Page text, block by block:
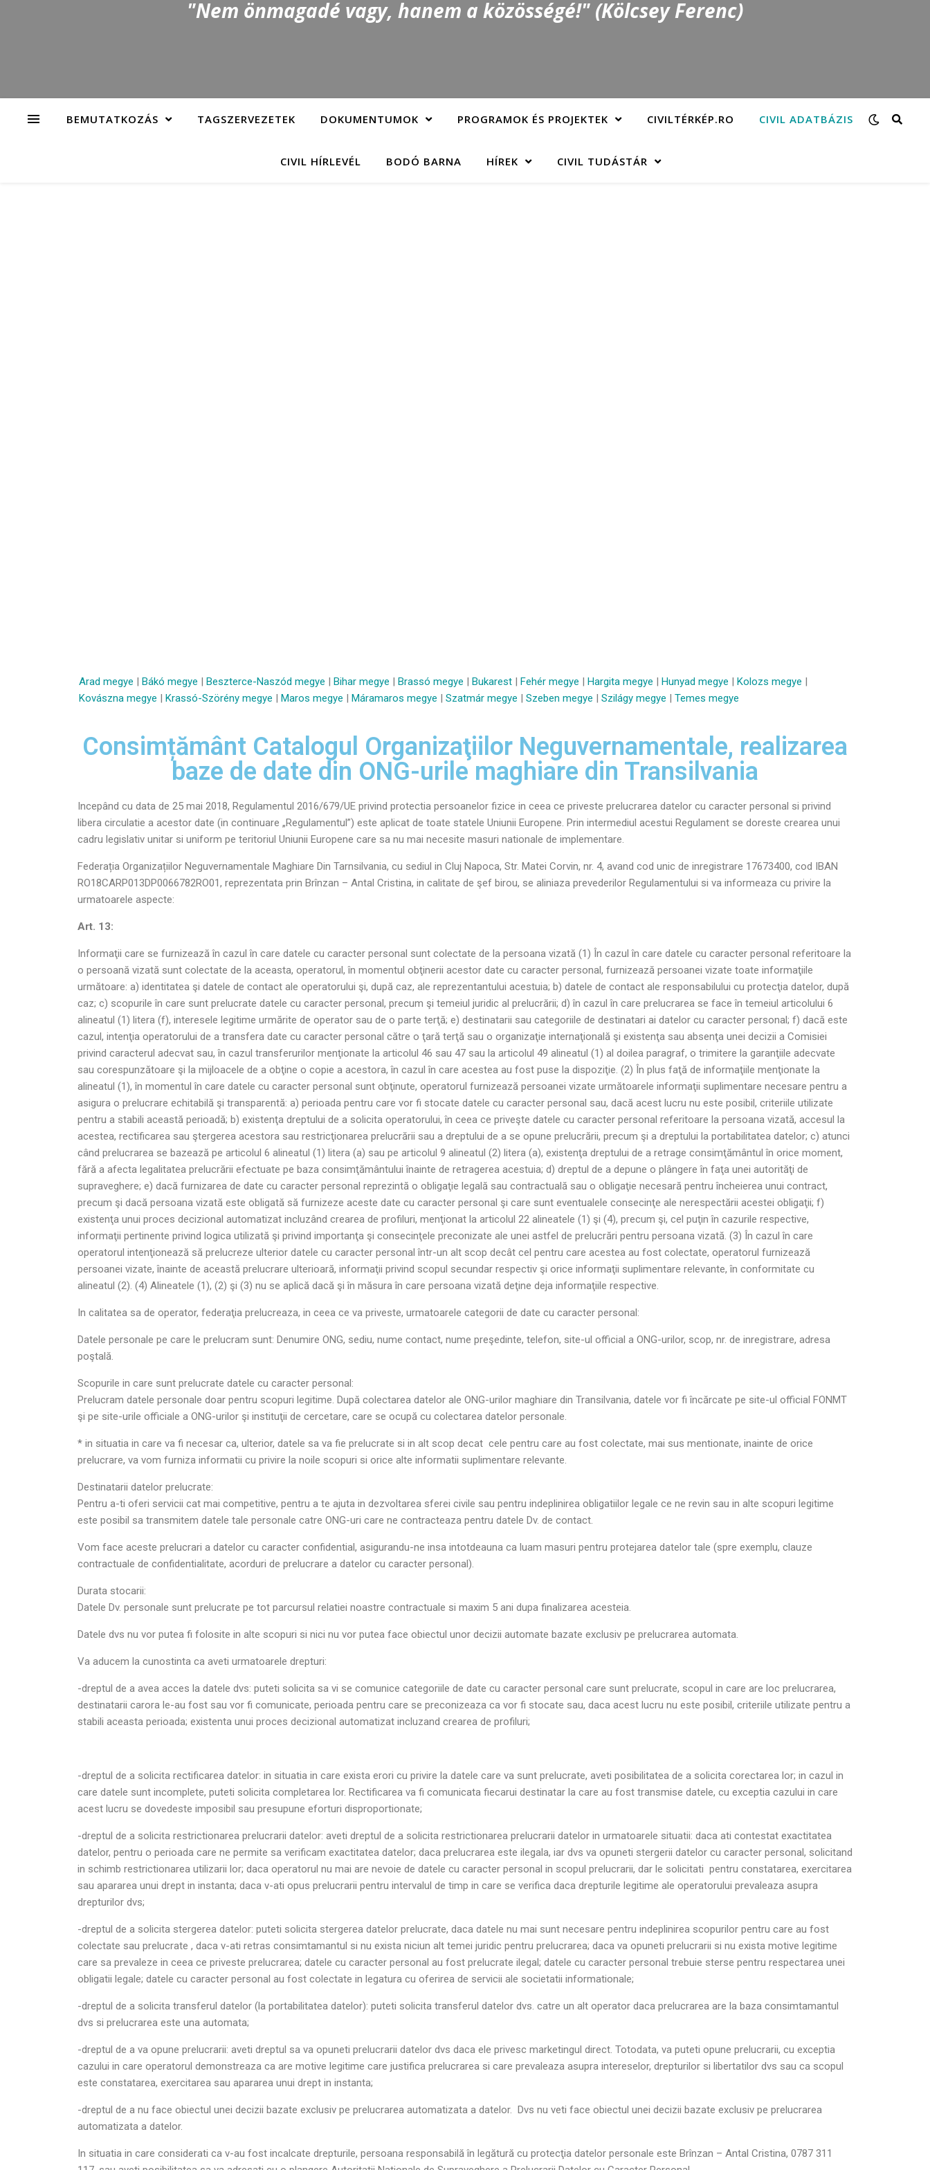
"Nem önmagadé vagy, hanem a közösségé!" (Kölcsey Ferenc)
BEMUTATKOZÁS TAGSZERVEZETEK DOKUMENTUMOK PROGRAMOK ÉS PROJEKTEK CIVILTÉRKÉP.RO CIVIL ADATBÁZIS
CIVIL HÍRLEVÉL BODÓ BARNA HÍREK CIVIL TUDÁSTÁR
Arad megye | Bákó megye | Beszterce-Naszód megye | Bihar megye | Brassó megye | Bukarest | Fehér megye | Hargita megye | Hunyad megye | Kolozs megye |
Kovászna megye | Krassó-Szörény megye | Maros megye | Máramaros megye | Szatmár megye | Szeben megye | Szilágy megye | Temes megye
Consimțământ Catalogul Organizaţiilor Neguvernamentale, realizarea
baze de date din ONG-urile maghiare din Transilvania
Incepând cu data de 25 mai 2018, Regulamentul 2016/679/UE privind protectia persoanelor fizice in ceea ce priveste prelucrarea datelor cu caracter personal si privind
libera circulatie a acestor date (in continuare „Regulamentul”) este aplicat de toate statele Uniunii Europene. Prin intermediul acestui Regulament se doreste crearea unui
cadru legislativ unitar si uniform pe teritoriul Uniunii Europene care sa nu mai necesite masuri nationale de implementare.
Federația Organizațiilor Neguvernamentale Maghiare Din Tarnsilvania, cu sediul in Cluj Napoca, Str. Matei Corvin, nr. 4, avand cod unic de inregistrare 17673400, cod IBAN
RO18CARP013DP0066782RO01, reprezentata prin Brînzan – Antal Cristina, in calitate de şef birou, se aliniaza prevederilor Regulamentului si va informeaza cu privire la
urmatoarele aspecte:
Art. 13:
Informaţii care se furnizează în cazul în care datele cu caracter personal sunt colectate de la persoana vizată (1) În cazul în care datele cu caracter personal referitoare la
o persoană vizată sunt colectate de la aceasta, operatorul, în momentul obţinerii acestor date cu caracter personal, furnizează persoanei vizate toate informaţiile
următoare: a) identitatea şi datele de contact ale operatorului şi, după caz, ale reprezentantului acestuia; b) datele de contact ale responsabilului cu protecţia datelor, după
caz; c) scopurile în care sunt prelucrate datele cu caracter personal, precum şi temeiul juridic al prelucrării; d) în cazul în care prelucrarea se face în temeiul articolului 6
alineatul (1) litera (f), interesele legitime urmărite de operator sau de o parte terţă; e) destinatarii sau categoriile de destinatari ai datelor cu caracter personal; f) dacă este
cazul, intenţia operatorului de a transfera date cu caracter personal către o ţară terţă sau o organizaţie internaţională şi existenţa sau absenţa unei decizii a Comisiei
privind caracterul adecvat sau, în cazul transferurilor menţionate la articolul 46 sau 47 sau la articolul 49 alineatul (1) al doilea paragraf, o trimitere la garanţiile adecvate
sau corespunzătoare şi la mijloacele de a obţine o copie a acestora, în cazul în care acestea au fost puse la dispoziţie. (2) În plus faţă de informaţiile menţionate la
alineatul (1), în momentul în care datele cu caracter personal sunt obţinute, operatorul furnizează persoanei vizate următoarele informaţii suplimentare necesare pentru a
asigura o prelucrare echitabilă şi transparentă: a) perioada pentru care vor fi stocate datele cu caracter personal sau, dacă acest lucru nu este posibil, criteriile utilizate
pentru a stabili această perioadă; b) existenţa dreptului de a solicita operatorului, în ceea ce priveşte datele cu caracter personal referitoare la persoana vizată, accesul la
acestea, rectificarea sau ştergerea acestora sau restricţionarea prelucrării sau a dreptului de a se opune prelucrării, precum şi a dreptului la portabilitatea datelor; c) atunci
când prelucrarea se bazează pe articolul 6 alineatul (1) litera (a) sau pe articolul 9 alineatul (2) litera (a), existenţa dreptului de a retrage consimţământul în orice moment,
fără a afecta legalitatea prelucrării efectuate pe baza consimţământului înainte de retragerea acestuia; d) dreptul de a depune o plângere în faţa unei autorităţi de
supraveghere; e) dacă furnizarea de date cu caracter personal reprezintă o obligaţie legală sau contractuală sau o obligaţie necesară pentru încheierea unui contract,
precum şi dacă persoana vizată este obligată să furnizeze aceste date cu caracter personal şi care sunt eventualele consecinţe ale nerespectării acestei obligaţii; f)
existenţa unui proces decizional automatizat incluzând crearea de profiluri, menţionat la articolul 22 alineatele (1) şi (4), precum şi, cel puţin în cazurile respective,
informaţii pertinente privind logica utilizată şi privind importanţa şi consecinţele preconizate ale unei astfel de prelucrări pentru persoana vizată. (3) În cazul în care
operatorul intenţionează să prelucreze ulterior datele cu caracter personal într-un alt scop decât cel pentru care acestea au fost colectate, operatorul furnizează
persoanei vizate, înainte de această prelucrare ulterioară, informaţii privind scopul secundar respectiv şi orice informaţii suplimentare relevante, în conformitate cu
alineatul (2). (4) Alineatele (1), (2) şi (3) nu se aplică dacă şi în măsura în care persoana vizată deţine deja informaţiile respective.
In calitatea sa de operator, federaţia prelucreaza, in ceea ce va priveste, urmatoarele categorii de date cu caracter personal:
Datele personale pe care le prelucram sunt: Denumire ONG, sediu, nume contact, nume preşedinte, telefon, site-ul official a ONG-urilor, scop, nr. de inregistrare, adresa
poştală.
Scopurile in care sunt prelucrate datele cu caracter personal:
Prelucram datele personale doar pentru scopuri legitime. După colectarea datelor ale ONG-urilor maghiare din Transilvania, datele vor fi încărcate pe site-ul official FONMT
şi pe site-urile officiale a ONG-urilor şi instituţii de cercetare, care se ocupă cu colectarea datelor personale.
* in situatia in care va fi necesar ca, ulterior, datele sa va fie prelucrate si in alt scop decat cele pentru care au fost colectate, mai sus mentionate, inainte de orice
prelucrare, va vom furniza informatii cu privire la noile scopuri si orice alte informatii suplimentare relevante.
Destinatarii datelor prelucrate:
Pentru a-ti oferi servicii cat mai competitive, pentru a te ajuta in dezvoltarea sferei civile sau pentru indeplinirea obligatiilor legale ce ne revin sau in alte scopuri legitime
este posibil sa transmitem datele tale personale catre ONG-uri care ne contracteaza pentru datele Dv. de contact.
Vom face aceste prelucrari a datelor cu caracter confidential, asigurandu-ne insa intotdeauna ca luam masuri pentru protejarea datelor tale (spre exemplu, clauze
contractuale de confidentialitate, acorduri de prelucrare a datelor cu caracter personal).
Durata stocarii:
Datele Dv. personale sunt prelucrate pe tot parcursul relatiei noastre contractuale si maxim 5 ani dupa finalizarea acesteia.
Datele dvs nu vor putea fi folosite in alte scopuri si nici nu vor putea face obiectul unor decizii automate bazate exclusiv pe prelucrarea automata.
Va aducem la cunostinta ca aveti urmatoarele drepturi:
-dreptul de a avea acces la datele dvs: puteti solicita sa vi se comunice categoriile de date cu caracter personal care sunt prelucrate, scopul in care are loc prelucrarea,
destinatarii carora le-au fost sau vor fi comunicate, perioada pentru care se preconizeaza ca vor fi stocate sau, daca acest lucru nu este posibil, criteriile utilizate pentru a
stabili aceasta perioada; existenta unui proces decizional automatizat incluzand crearea de profiluri;
-dreptul de a solicita rectificarea datelor: in situatia in care exista erori cu privire la datele care va sunt prelucrate, aveti posibilitatea de a solicita corectarea lor; in cazul in
care datele sunt incomplete, puteti solicita completarea lor. Rectificarea va fi comunicata fiecarui destinatar la care au fost transmise datele, cu exceptia cazului in care
acest lucru se dovedeste imposibil sau presupune eforturi disproportionate;
-dreptul de a solicita restrictionarea prelucrarii datelor: aveti dreptul de a solicita restrictionarea prelucrarii datelor in urmatoarele situatii: daca ati contestat exactitatea
datelor, pentru o perioada care ne permite sa verificam exactitatea datelor; daca prelucrarea este ilegala, iar dvs va opuneti stergerii datelor cu caracter personal, solicitand
in schimb restrictionarea utilizarii lor; daca operatorul nu mai are nevoie de datele cu caracter personal in scopul prelucrarii, dar le solicitati pentru constatarea, exercitarea
sau apararea unui drept in instanta; daca v-ati opus prelucrarii pentru intervalul de timp in care se verifica daca drepturile legitime ale operatorului prevaleaza asupra
drepturilor dvs;
-dreptul de a solicita stergerea datelor: puteti solicita stergerea datelor prelucrate, daca datele nu mai sunt necesare pentru indeplinirea scopurilor pentru care au fost
colectate sau prelucrate , daca v-ati retras consimtamantul si nu exista niciun alt temei juridic pentru prelucrarea; daca va opuneti prelucrarii si nu exista motive legitime
care sa prevaleze in ceea ce priveste prelucrarea; datele cu caracter personal au fost prelucrate ilegal; datele cu caracter personal trebuie sterse pentru respectarea unei
obligatii legale; datele cu caracter personal au fost colectate in legatura cu oferirea de servicii ale societatii informationale;
-dreptul de a solicita transferul datelor (la portabilitatea datelor): puteti solicita transferul datelor dvs. catre un alt operator daca prelucrarea are la baza consimtamantul
dvs si prelucrarea este una automata;
-dreptul de a va opune prelucrarii: aveti dreptul sa va opuneti prelucrarii datelor dvs daca ele privesc marketingul direct. Totodata, va puteti opune prelucrarii, cu exceptia
cazului in care operatorul demonstreaza ca are motive legitime care justifica prelucrarea si care prevaleaza asupra intereselor, drepturilor si libertatilor dvs sau ca scopul
este constatarea, exercitarea sau apararea unui drept in instanta;
-dreptul de a nu face obiectul unei decizii bazate exclusiv pe prelucrarea automatizata a datelor. Dvs nu veti face obiectul unei decizii bazate exclusiv pe prelucrarea
automatizata a datelor.
In situatia in care considerati ca v-au fost incalcate drepturile, persoana responsabilă în legătură cu protecţia datelor personale este Brînzan – Antal Cristina, 0787 311